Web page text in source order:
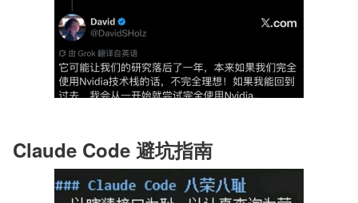
Claude Code 避坑指南